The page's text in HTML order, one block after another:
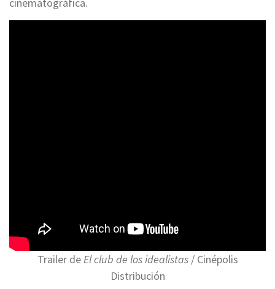
cinematográfica.
Trailer deEl club de los idealistas/ Cinépolis
Distribución